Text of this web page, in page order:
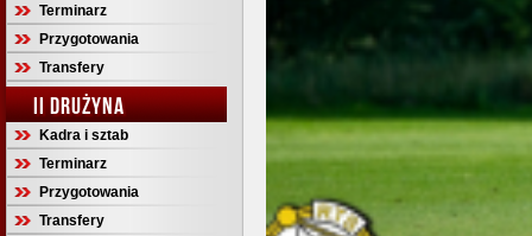
Terminarz
Przygotowania
Transfery
II DRUŻYNA
Kadra i sztab
Terminarz
Przygotowania
Transfery